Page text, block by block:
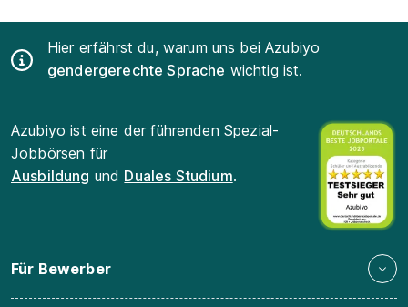
Hier erfährst du, warum uns bei Azubiyo
gendergerechte Sprache wichtig ist.
Azubiyo ist eine der führenden Spezial-
Jobbörsen für
Ausbildung und Duales Studium.
Für Bewerber